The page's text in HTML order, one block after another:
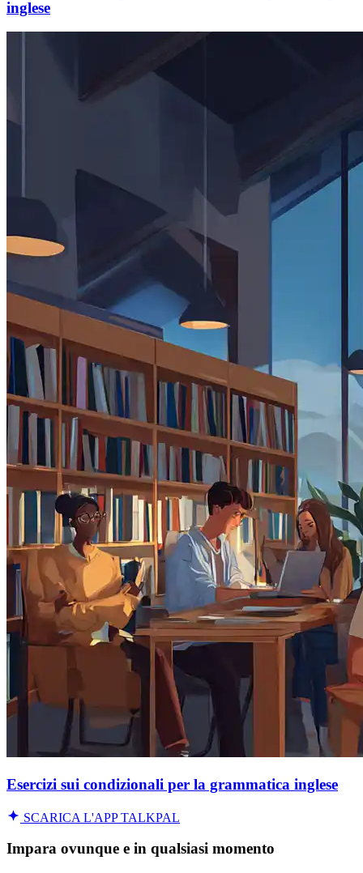
inglese
Esercizi sui condizionali per la grammatica inglese
SCARICA L'APP TALKPAL
Impara ovunque e in qualsiasi momento